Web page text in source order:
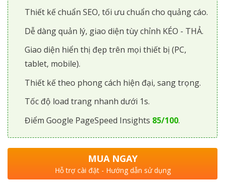
Thiết kế chuẩn SEO, tối ưu chuẩn cho quảng cáo.
Dễ dàng quản lý, giao diện tùy chỉnh KÉO - THẢ.
Giao diện hiển thị đẹp trên mọi thiết bị (PC,
tablet, mobile).
Thiết kế theo phong cách hiện đại, sang trọng.
Tốc độ load trang nhanh dưới 1s.
Điểm Google PageSpeed Insights 85/100.
MUA NGAY
Hỗ trợ cài đặt - Hướng dẫn sử dụng